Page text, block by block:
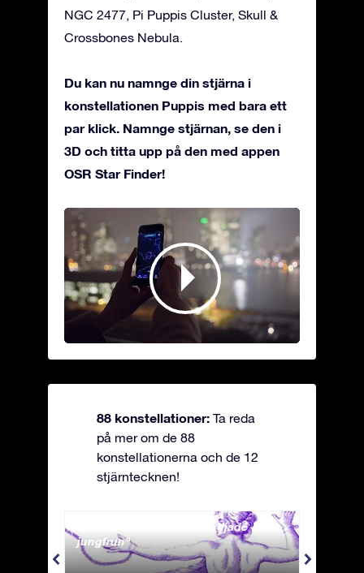
NGC 2477, Pi Puppis Cluster, Skull &
Crossbones Nebula.
Du kan nu namnge din stjärna i
konstellationen Puppis med bara ett
par klick. Namnge stjärnan, se den i
3D och titta upp på den med appen
OSR Star Finder!
88 konstellationer: Ta reda
på mer om de 88
konstellationerna och de 12
stjärntecknen!
Andromeda - Den fastkedjade
jungfrun